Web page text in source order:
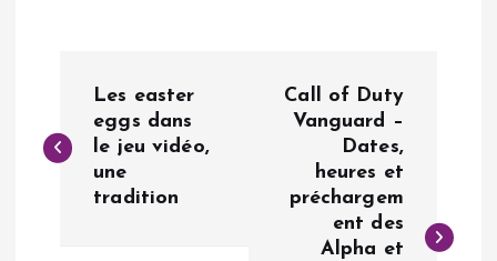
a
Les easter
eggs dans
le jeu vidéo,
une
tradition
Call of Duty
Vanguard –
Dates,
heures et
préchargem
ent des
Alpha et